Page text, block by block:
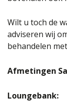
Wilt u toch de
adviseren wij
behandelen
Afmetingen
Loungebank: